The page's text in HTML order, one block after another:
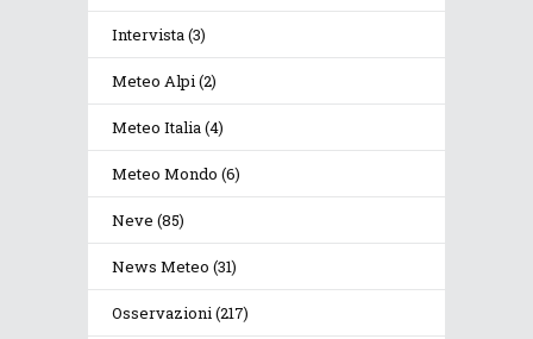
Intervista(3)
Meteo Alpi(2)
Meteo Italia(4)
Meteo Mondo (6)
Neve (85)
News Meteo (31)
Osservazioni(217)